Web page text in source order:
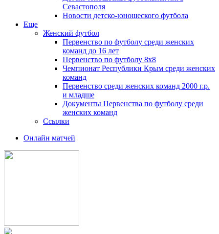
Севастополя
Новости детско-юношеского футбола
Еще
Женский футбол
Первенство по футболу среди женских
команд до 16 лет
Первенство по футболу 8х8
Чемпионат Республики Крым среди женских
команд
Первенство среди женских команд 2000 г.р.
и младше
Документы Первенства по футболу среди
женских команд
Ссылки
Онлайн матчей